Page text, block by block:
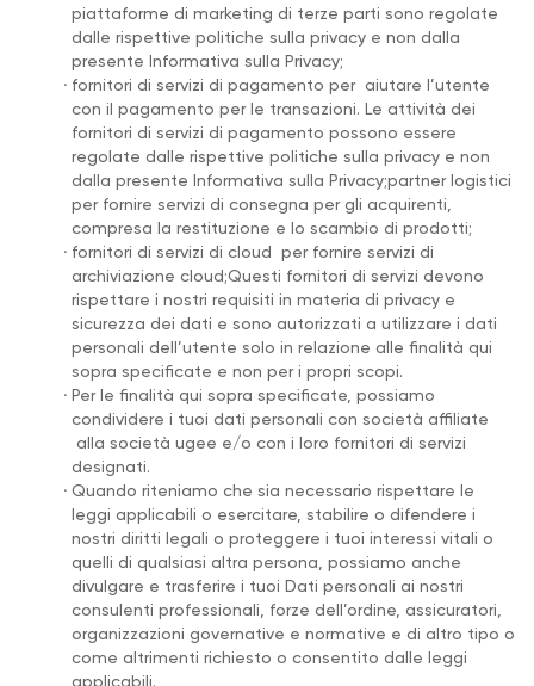
piattaforme di marketing di terze parti sono regolate
dalle rispettive politiche sulla privacy e non dalla
presente Informativa sulla Privacy;
. fornitori di servizi di pagamento per aiutare l’utente
con il pagamento per le transazioni. Le attività dei
fornitori di servizi di pagamento possono essere
regolate dalle rispettive politiche sulla privacy e non
dalla presente Informativa sulla Privacy;partner logistici
per fornire servizi di consegna per gli acquirenti,
compresa la restituzione e lo scambio di prodotti;
. fornitori di servizi di cloud per fornire servizi di
archiviazione cloud;Questi fornitori di servizi devono
rispettare i nostri requisiti in materia di privacy e
sicurezza dei dati e sono autorizzati a utilizzare i dati
personali dell’utente solo in relazione alle finalità qui
sopra specificate e non per i propri scopi.
. Per le finalità qui sopra specificate, possiamo
condividere i tuoi dati personali con società affiliate
alla società ugee e/o con i loro fornitori di servizi
designati.
. Quando riteniamo che sia necessario rispettare le
leggi applicabili o esercitare, stabilire o difendere i
nostri diritti legali o proteggere i tuoi interessi vitali o
quelli di qualsiasi altra persona, possiamo anche
divulgare e trasferire i tuoi Dati personali ai nostri
consulenti professionali, forze dell’ordine, assicuratori,
organizzazioni governative e normative e di altro tipo o
come altrimenti richiesto o consentito dalle leggi
applicabili.